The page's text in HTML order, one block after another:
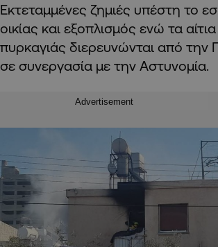
Εκτεταμμένες ζημιές υπέστη το
οικίας και εξοπλισμός ενώ τα
πυρκαγιάς διερευνώνται από την
σε συνεργασία με την Αστυνομία.
Advertisement